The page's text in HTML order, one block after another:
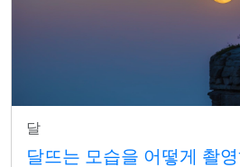
달
달뜨는 모습을 어떻게 촬